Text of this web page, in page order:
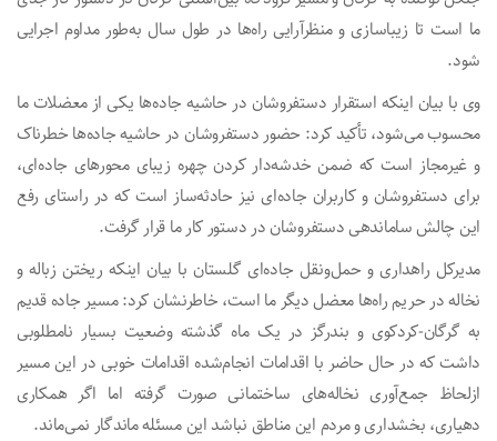
ما است تا زیباسازی و منظرآرایی راه‌ها در طول سال به‌طور مداوم اجرایی
شود.
وی با بیان اینکه استقرار دستفروشان در حاشیه جاده‌ها یکی از معضلات ما
محسوب می‌شود، تأکید کرد: حضور دستفروشان در حاشیه جاده‌ها خطرناک
و غیرمجاز است که ضمن خدشه‌دار کردن چهره زیبای محورهای جاده‌ای،
برای دستفروشان و کاربران جاده‌ای نیز حادثه‌ساز است که در راستای رفع
این چالش ساماندهی دستفروشان در دستور کار ما قرار گرفت.
مدیرکل راهداری و حمل‌ونقل جاده‌ای گلستان با بیان اینکه ریختن زباله و
نخاله در حریم راه‌ها معضل دیگر ما است، خاطرنشان کرد: مسیر جاده قدیم
به گرگان-کردکوی و بندرگز در یک ماه گذشته وضعیت بسیار نامطلوبی
داشت که در حال حاضر با اقدامات انجام‌شده اقدامات خوبی در این مسیر
ازلحاظ جمع‌آوری نخاله‌های ساختمانی صورت گرفته اما اگر همکاری
دهیاری، بخشداری و مردم این مناطق نباشد این مسئله ماندگار نمی‌ماند.